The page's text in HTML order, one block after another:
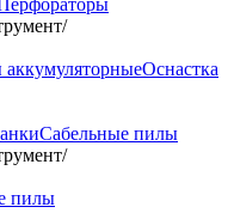
/
Оснастка
Сабельные пилы
/
пилы